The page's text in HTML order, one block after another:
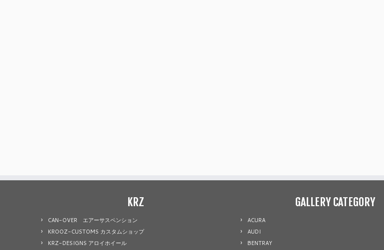
KRZ
CAN-OVER エアーサスペンション
KROOZ-CUSTOMS カスタムショップ
KRZ-DESIGNS アロイホイール
GALLERY CATEGORY
ACURA
AUDI
BENTRAY